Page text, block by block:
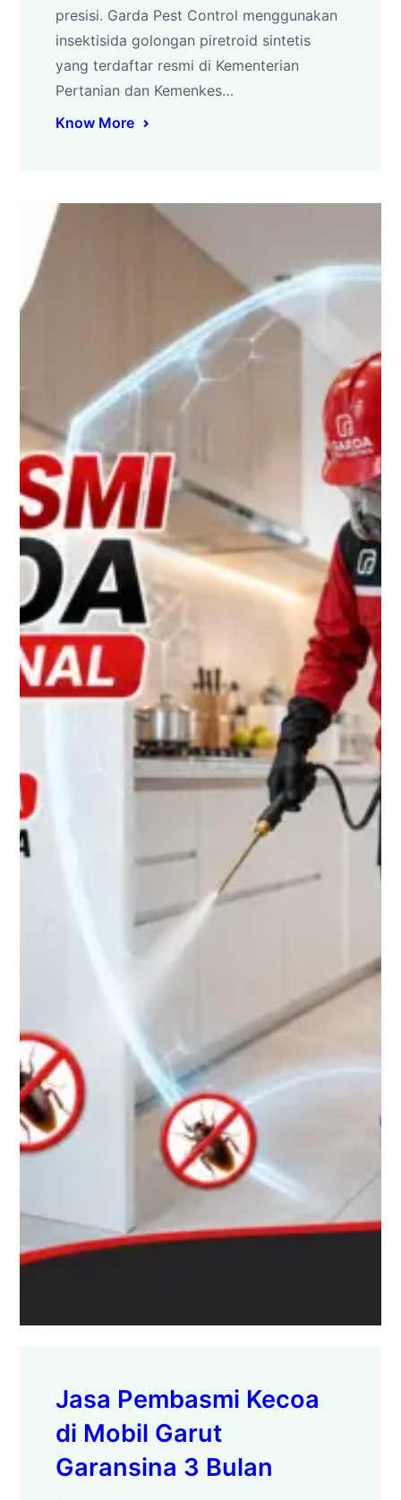
presisi. Garda Pest Control menggunakan
insektisida golongan piretroid sintetis
yang terdaftar resmi di Kementerian
Pertanian dan Kemenkes…
Know More
Jasa Pembasmi Kecoa
di Mobil Garut
Garansina 3 Bulan